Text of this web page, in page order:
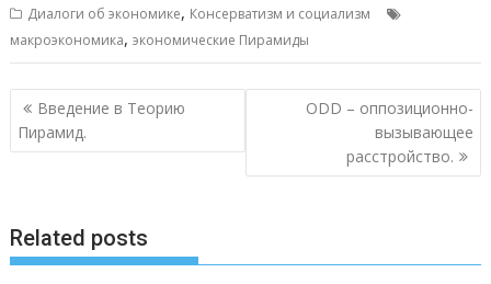
Диалоги об экономике, Консерватизм и социализм
макроэкономика,экономические Пирамиды
Post
navigation
Введение в Теорию
Пирамид.
ODD – оппозиционно-
вызывающее
расстройство.
Related posts